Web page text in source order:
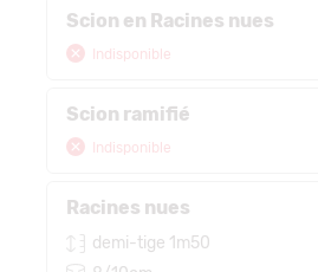
Scion en Racines nues
Indisponible
Scion ramifié
Indisponible
Racines nues
demi-tige 1m50